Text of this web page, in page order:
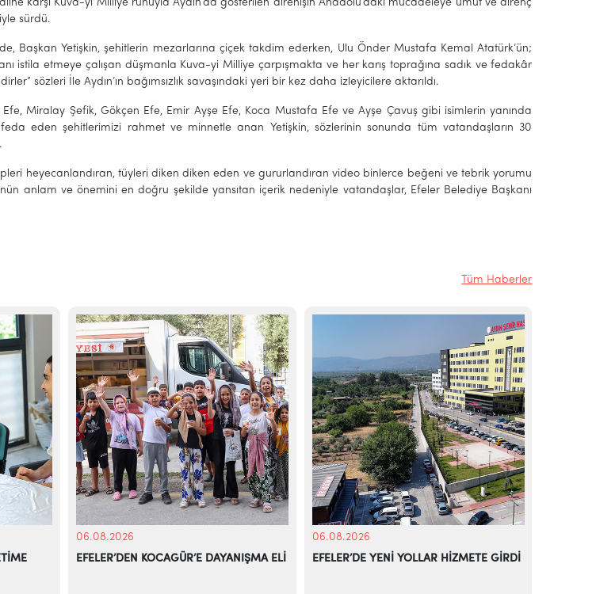
karşı Kuva-yi Milliye ruhuyla Aydın’da gösterilen direnişin Anadolu’daki mücadeleye umut ve direnç
sürdü.
Başkan Yetişkin, şehitlerin mezarlarına çiçek takdim ederken, Ulu Önder Mustafa Kemal Atatürk’ün;
istila etmeye çalışan düşmanla Kuva-yi Milliye çarpışmakta ve her karış toprağına sadık ve fedakâr
sözleri İle Aydın’ın bağımsızlık savaşındaki yeri bir kez daha izleyicilere aktarıldı.
Miralay Şefik, Gökçen Efe, Emir Ayşe Efe, Koca Mustafa Efe ve Ayşe Çavuş gibi isimlerin yanında
feda eden şehitlerimizi rahmet ve minnetle anan Yetişkin, sözlerinin sonunda tüm vatandaşların 30
heyecanlandıran, tüyleri diken diken eden ve gururlandıran video binlerce beğeni ve tebrik yorumu
anlam ve önemini en doğru şekilde yansıtan içerik nedeniyle vatandaşlar, Efeler Belediye Başkanı
Tüm Haberler
06.08.2026
EFELER’DEN KOCAGÜR’E DAYANIŞMA ELİ
06.08.2026
EFELER’DE YENİ YOLLAR HİZMETE GİRDİ